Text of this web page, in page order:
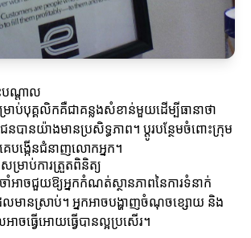
បណ្តាល
ាប់បុគ្គលិកគឺជាគន្លងសំខាន់មួយដើម្បីធានាថា
នបានយ៉ាងមានប្រសិទ្ធភាព។ ប្តូរបន្ថែមចំពោះក្រុម
េបង្កើនជំនាញលោកអ្នក។
ម្រាប់ការត្រួតពិនិត្យ
ចាំអាចជួយឱ្យអ្នកកំណត់ស្ថានភាពនៃការទំនាក់
លមានស្រាប់។ អ្នកអាចបង្ហាញចំណុចខ្សោយ និង
ាចធ្វើអោយធ្វើបានល្អប្រសើរ។